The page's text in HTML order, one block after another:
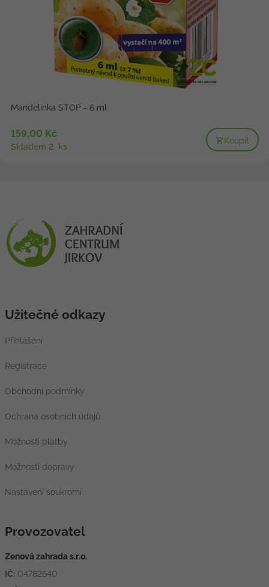
Mandelinka STOP - 6 ml
159,00 Kč
Skladem 2 ks
Koupit
Užitečné odkazy
Přihlášení
Registrace
Obchodní podmínky
Ochrana osobních údajů
Možnosti platby
Možnosti dopravy
Nastavení soukromí
Provozovatel
Zenová zahrada s.r.o.
IČ: 04782640